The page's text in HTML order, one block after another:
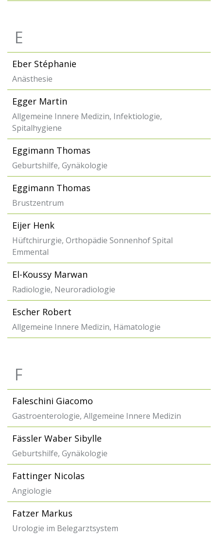
E
Eber Stéphanie
Anästhesie
Egger Martin
Allgemeine Innere Medizin, Infektiologie,
Spitalhygiene
Eggimann Thomas
Geburtshilfe, Gynäkologie
Eggimann Thomas
Brustzentrum
Eijer Henk
Hüftchirurgie, Orthopädie Sonnenhof Spital
Emmental
El-Koussy Marwan
Radiologie, Neuroradiologie
Escher Robert
Allgemeine Innere Medizin, Hämatologie
F
Faleschini Giacomo
Gastroenterologie, Allgemeine Innere Medizin
Fässler Waber Sibylle
Geburtshilfe, Gynäkologie
Fattinger Nicolas
Angiologie
Fatzer Markus
Urologie im Belegarztsystem